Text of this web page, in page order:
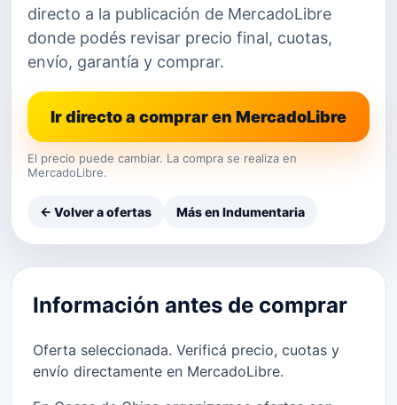
directo a la publicación de MercadoLibre
donde podés revisar precio final, cuotas,
envío, garantía y comprar.
Ir directo a comprar en MercadoLibre
El precio puede cambiar. La compra se realiza en
MercadoLibre.
← Volver a ofertas Más en Indumentaria
Información antes de comprar
Oferta seleccionada. Verificá precio, cuotas y
envío directamente en MercadoLibre.